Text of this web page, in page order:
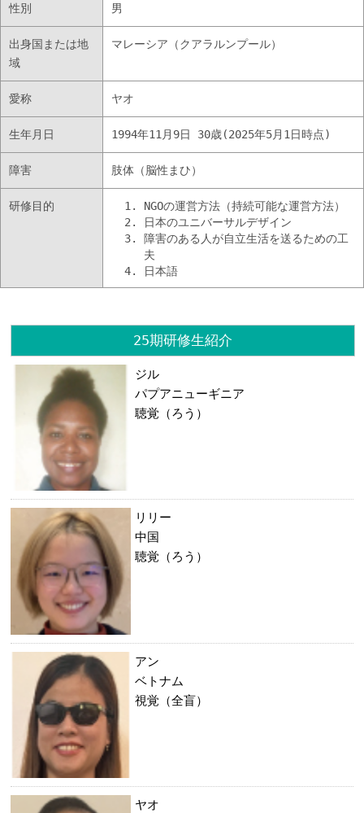
性別 男
出身国または地
域
マレーシア（クアラルンプール）
愛称 ヤオ
生年月日 1994年11月9日 30歳(2025年5月1日時点)
障害 肢体（脳性まひ）
研修目的
NGOの運営方法（持続可能な運営方法）
日本のユニバーサルデザイン
障害のある人が自立生活を送るための工
夫
日本語
25期研修生紹介
ジル
パプアニューギニア
聴覚（ろう）
リリー
中国
聴覚（ろう）
アン
ベトナム
視覚（全盲）
ヤオ